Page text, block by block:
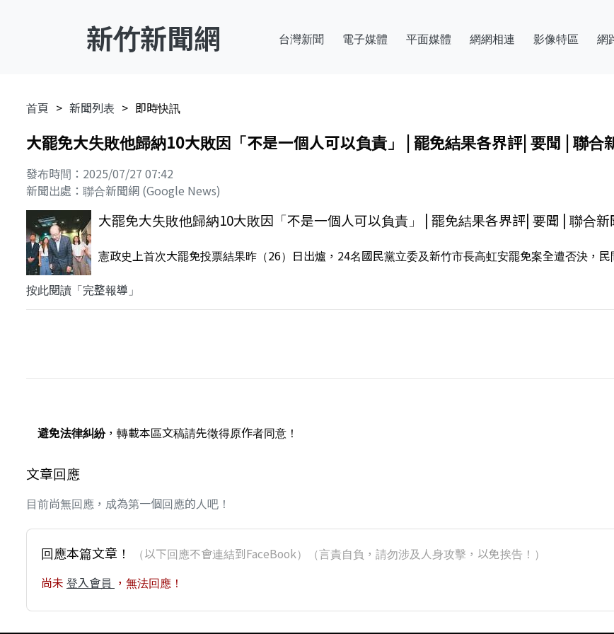
新竹新聞網 台灣新聞 電子媒體 平面媒體 網網相連 影像特區 網
首頁 新聞列表 即時快訊
大罷免大失敗他歸納10大敗因「不是一個人可以負責」 | 罷免結果各界評| 要聞 | 聯合
發布時間：2025/07/27 07:42
新聞出處：聯合新聞網 (Google News)
大罷免大失敗他歸納10大敗因「不是一個人可以負責」 | 罷免結果各界評| 要聞 | 聯合新
憲政史上首次大罷免投票結果昨（26）日出爐，24名國民黨立委及新竹市長高虹安罷免案全遭否決，
按此閱讀「完整報導」
避免法律糾紛，轉載本區文稿請先徵得原作者同意！
文章回應
目前尚無回應，成為第一個回應的人吧！
回應本篇文章！ （以下回應不會連結到FaceBook）（言責自負，請勿涉及人身攻擊，以免挨告！）
尚未 登入會員 ，無法回應！